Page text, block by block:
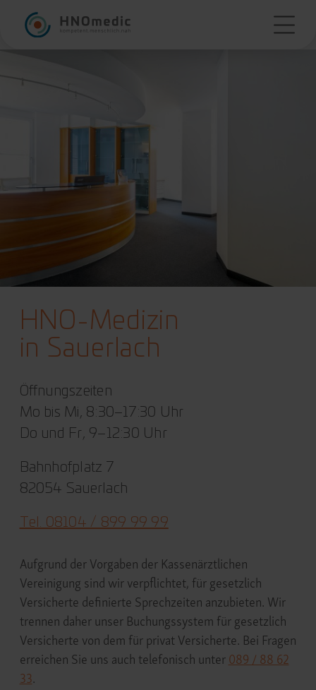
HNO-Medizin
in Sauerlach
Öffnungszeiten
Mo bis Mi, 8:30–17:30 Uhr
Do und Fr, 9–12:30 Uhr
Bahnhofplatz 7
82054 Sauerlach
Tel. 08104 / 899 99 99
Aufgrund der Vorgaben der Kassenärztlichen
Vereinigung sind wir verpflichtet, für gesetzlich
Versicherte definierte Sprechzeiten anzubieten. Wir
trennen daher unser Buchungssystem für gesetzlich
Versicherte von dem für privat Versicherte. Bei Fragen
erreichen Sie uns auch telefonisch unter 089 / 88 62
33.